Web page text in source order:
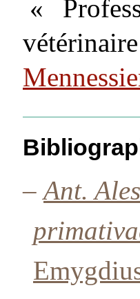
«
–Ant.